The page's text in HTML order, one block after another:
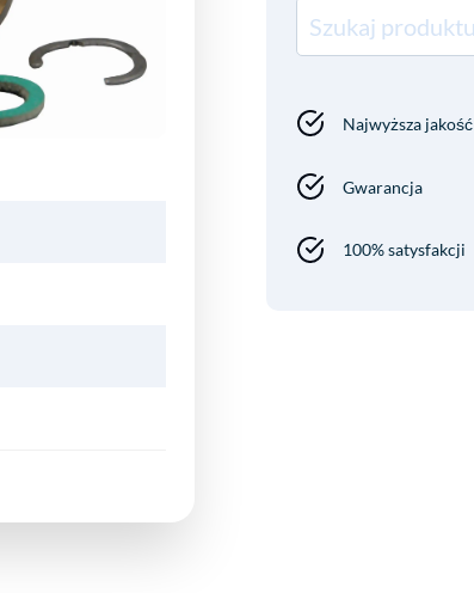
Najwyższa jakość
Gwarancja
100% satysfakcji